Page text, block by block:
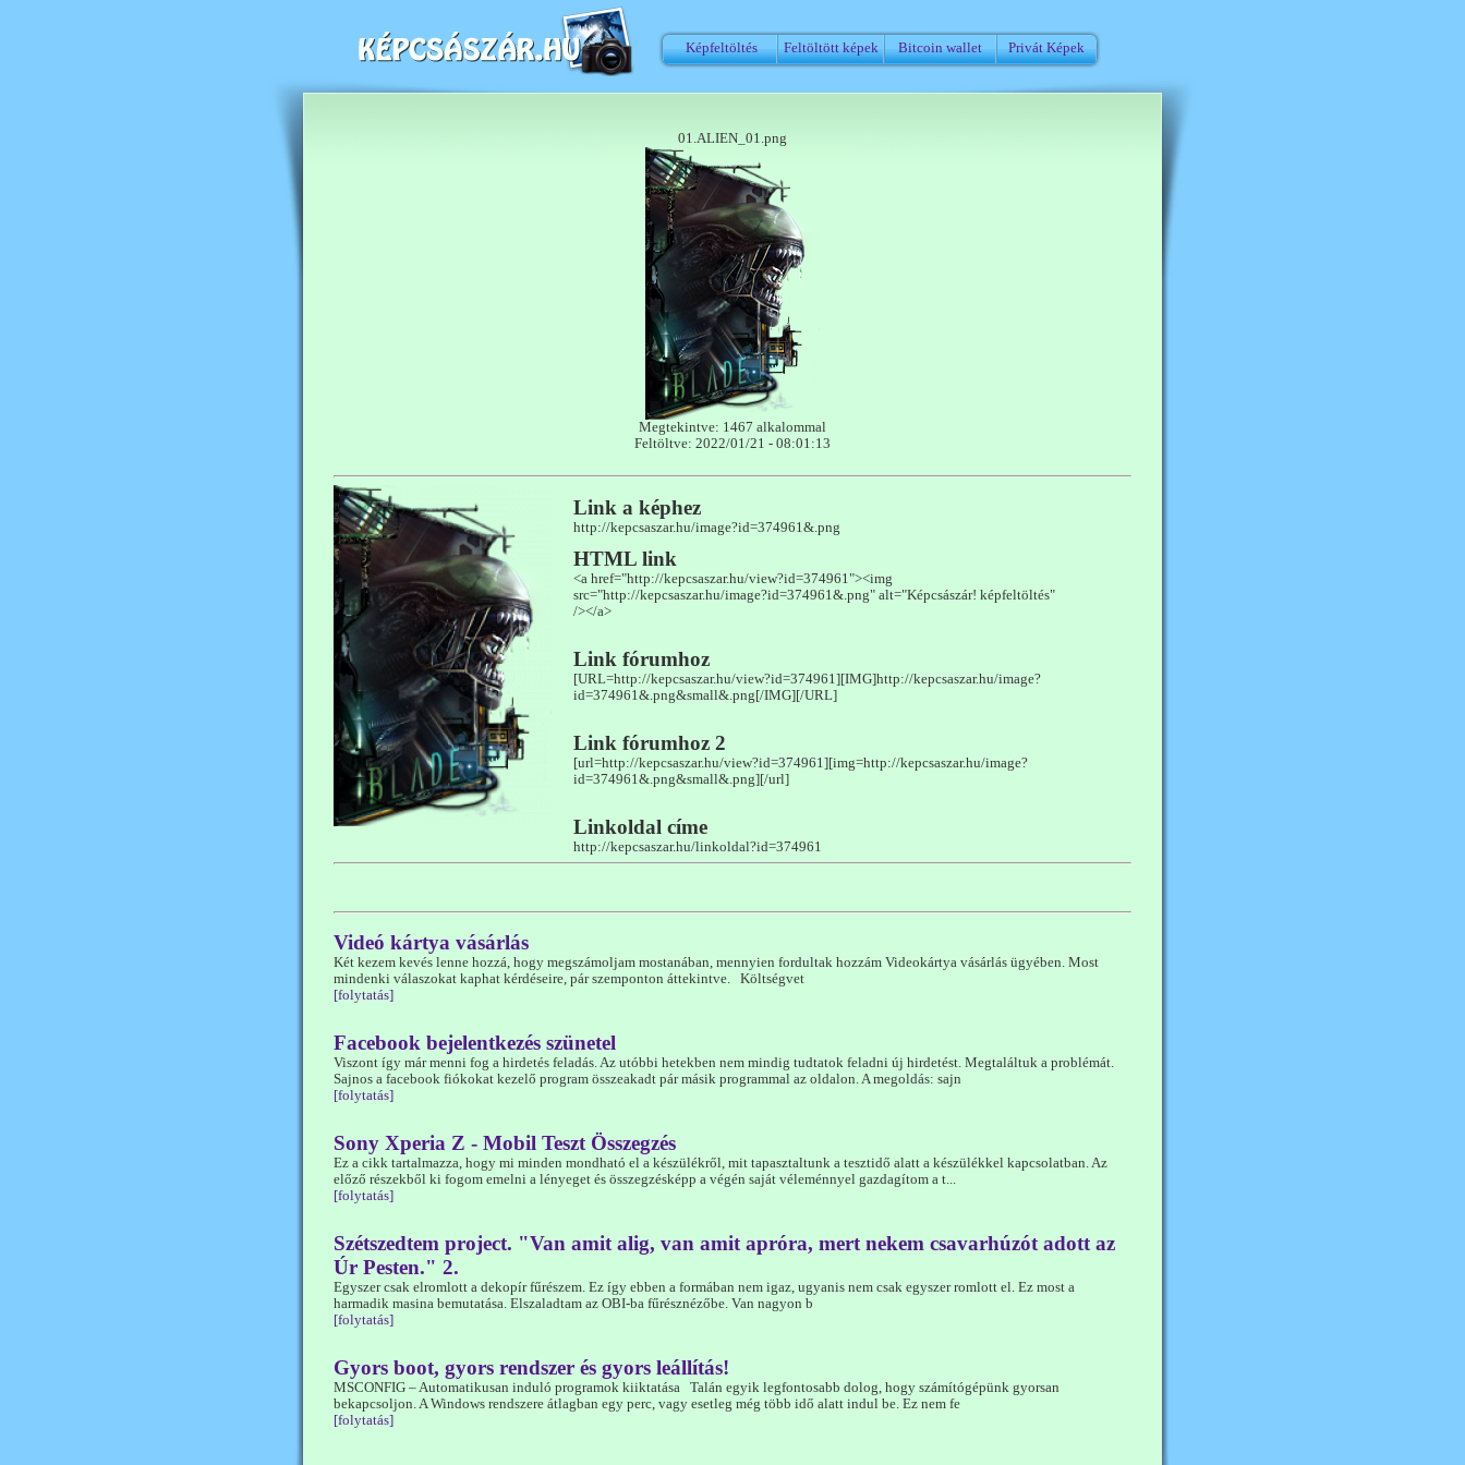
Képfeltöltés Feltöltött képek Bitcoin wallet Privát Képek
01.ALIEN_01.png
Megtekintve: 1467 alkalommal
Feltöltve: 2022/01/21 - 08:01:13
Link a képhez
http://kepcsaszar.hu/image?id=374961&.png
HTML link
<a href="http://kepcsaszar.hu/view?id=374961"><img
src="http://kepcsaszar.hu/image?id=374961&.png" alt="Képcsászár! képfeltöltés"
/></a>
Link fórumhoz
[URL=http://kepcsaszar.hu/view?id=374961][IMG]http://kepcsaszar.hu/image?
id=374961&.png&small&.png[/IMG][/URL]
Link fórumhoz 2
[url=http://kepcsaszar.hu/view?id=374961][img=http://kepcsaszar.hu/image?
id=374961&.png&small&.png][/url]
Linkoldal címe
http://kepcsaszar.hu/linkoldal?id=374961
Videó kártya vásárlás
Két kezem kevés lenne hozzá, hogy megszámoljam mostanában, mennyien fordultak hozzám Videokártya vásárlás ügyében. Most
mindenki válaszokat kaphat kérdéseire, pár szemponton áttekintve. Költségvet
[folytatás]
Facebook bejelentkezés szünetel
Viszont így már menni fog a hirdetés feladás. Az utóbbi hetekben nem mindig tudtatok feladni új hirdetést. Megtaláltuk a problémát.
Sajnos a facebook fiókokat kezelő program összeakadt pár másik programmal az oldalon. A megoldás: sajn
[folytatás]
Sony Xperia Z - Mobil Teszt Összegzés
Ez a cikk tartalmazza, hogy mi minden mondható el a készülékről, mit tapasztaltunk a tesztidő alatt a készülékkel kapcsolatban. Az
előző részekből ki fogom emelni a lényeget és összegzésképp a végén saját véleménnyel gazdagítom a t...
[folytatás]
Szétszedtem project. "Van amit alig, van amit apróra, mert nekem csavarhúzót adott az
Úr Pesten." 2.
Egyszer csak elromlott a dekopír fűrészem. Ez így ebben a formában nem igaz, ugyanis nem csak egyszer romlott el. Ez most a
harmadik masina bemutatása. Elszaladtam az OBI-ba fűrésznézőbe. Van nagyon b
[folytatás]
Gyors boot, gyors rendszer és gyors leállítás!
MSCONFIG – Automatikusan induló programok kiiktatása Talán egyik legfontosabb dolog, hogy számítógépünk gyorsan
bekapcsoljon. A Windows rendszere átlagban egy perc, vagy esetleg még több idő alatt indul be. Ez nem fe
[folytatás]